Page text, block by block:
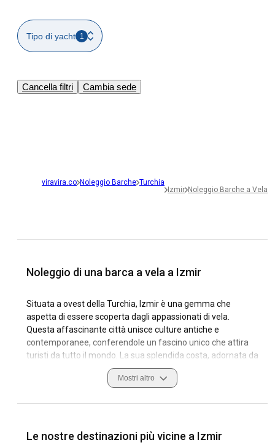
Tipo di yacht 1
Cancella filtri Cambia sede
viravira.co Noleggio Barche Turchia
Izmir Noleggio Barche a Vela
Noleggio di una barca a vela a Izmir
Situata a ovest della Turchia, Izmir è una gemma che
aspetta di essere scoperta dagli appassionati di vela.
Questa affascinante città unisce culture antiche e
contemporanee, conferendole un fascino unico che attira
turisti da tutto il mondo. La sua splendida costa, adornata da
vivaci porti turistici e pittoresche baie, è ideale per coloro
che cercano un noleggio di barche a vela straordinario a
abbastanza miti tutto l'anno e i suoi porti turistici sono
per il noleggio di yacht a vela.
Mostri altro
Le nostre destinazioni più vicine a Izmir